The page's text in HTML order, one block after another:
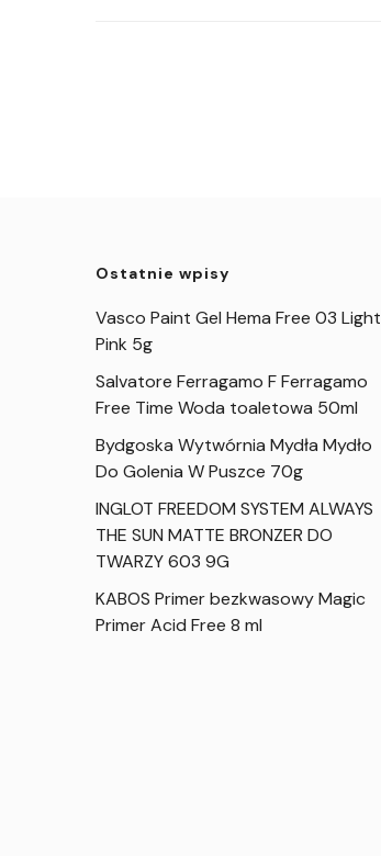
Ostatnie wpisy
Vasco Paint Gel Hema Free 03 Light
Pink 5g
Salvatore Ferragamo F Ferragamo
Free Time Woda toaletowa 50ml
Bydgoska Wytwórnia Mydła Mydło
Do Golenia W Puszce 70g
INGLOT FREEDOM SYSTEM ALWAYS
THE SUN MATTE BRONZER DO
TWARZY 603 9G
KABOS Primer bezkwasowy Magic
Primer Acid Free 8 ml